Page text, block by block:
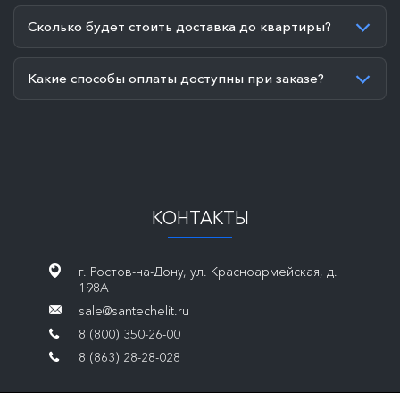
Сколько будет стоить доставка до квартиры?
Какие способы оплаты доступны при заказе?
КОНТАКТЫ
г. Ростов-на-Дону, ул. Красноармейская, д.
198А
sale@santechelit.ru
8 (800) 350-26-00
8 (863) 28-28-028